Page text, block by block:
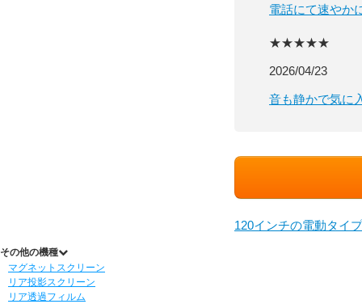
電話にて速やか
★★★★★
2026/04/23
音も静かで気に
120インチの電動タイ
その他の機種
マグネットスクリーン
リア投影スクリーン
リア透過フィルム